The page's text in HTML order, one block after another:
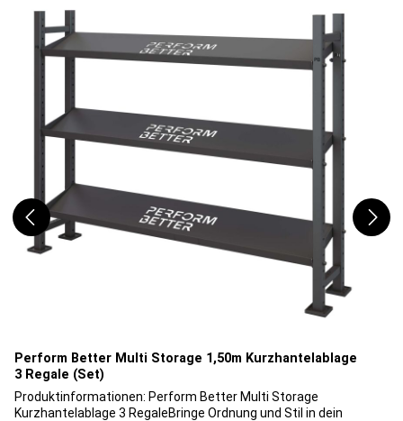
wurden entwickelt, um den Anforderungen intensiver
Workouts standzuhalten.Einheitlicher Durchmesser: Trotz
ihrer unterschiedlichen Gewichtsklassen haben alle
Medizinbälle einen einheitlichen Durchmesser von 35,5 cm.
Dies macht sie besonders handlich und ermöglicht eine
konsistente Bewegungsausführung bei verschiedenen
Übungen. Vielseitige Gewichtsskala: Der PB Speed Soft
Medizinball bietet eine breit gefächerte Gewichtsskala, die
von Profi- über Breitensportler bis hin zu Hobbysportlern für
jeden das richtige Gewicht bereithält. Dies ermöglicht eine
individuelle Intensitätsanpassung des Trainings. Für jedes
Trainingslevel: Egal, ob Profi- oder Hobbysportler, dieser
Medizinball ist für jedes Trainingslevel geeignet. Die
Gewichtsvielfalt unterstützt dich dabei deine Kunden
herauszufordern und damit ihre Fitnessziele zu
erreichen. Erlebe effektives Training mit dem PB Speed Soft
Medizinball und bringe deine Fitness auf ein neuens Niveau!
Ob im Studio, auf dem Spielfeld oder bei der Rehabilitation –
dieser Medizinball steht für Qualität, Vielseitigkeit und
(innen) Durchmesser: 35,5 cm Umfang: 111,5 cm Farbe:
Schwarz Varianten: 3 kg, 4 kg , 6 kg , 9 kg, 12 kg
Perform Better Multi Storage 1,50m Kurzhantelablage
3 Regale (Set)
Produktinformationen: Perform Better Multi Storage
Kurzhantelablage 3 RegaleBringe Ordnung und Stil in dein